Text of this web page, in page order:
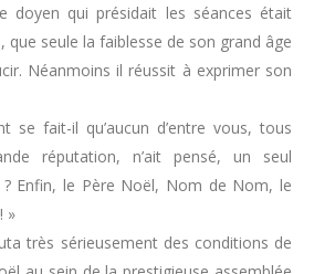
doyen qui présidait les séances était
que seule la faiblesse de son grand âge
Néanmoins il réussit à exprimer son
se fait-il qu’aucun d’entre vous, tous
réputation, n’ait pensé, un seul
Enfin, le Père Noël, Nom de Nom, le
»
très sérieusement des conditions de